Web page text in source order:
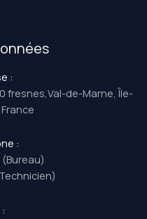
:
fresnes,Val-de-Marne, Île-
:
(Bureau)